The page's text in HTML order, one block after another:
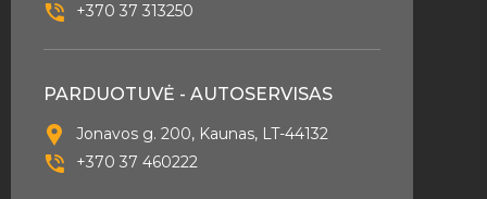
+370 37 313250
PARDUOTUVĖ - AUTOSERVISAS
Jonavos g. 200, Kaunas, LT-44132
+370 37 460222